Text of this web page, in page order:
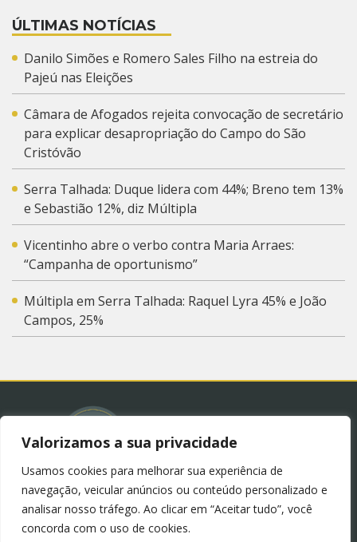
Valorizamos a sua privacidade
Usamos cookies para melhorar sua experiência de
navegação, veicular anúncios ou conteúdo personalizado e
analisar nosso tráfego. Ao clicar em “Aceitar tudo”, você
concorda com o uso de cookies.
ÚLTIMAS NOTÍCIAS
Danilo Simões e Romero Sales Filho na estreia do
Pajeú nas Eleições
Câmara de Afogados rejeita convocação de secretário
para explicar desapropriação do Campo do São
Cristóvão
Serra Talhada: Duque lidera com 44%; Breno tem 13%
e Sebastião 12%, diz Múltipla
Vicentinho abre o verbo contra Maria Arraes:
“Campanha de oportunismo”
Múltipla em Serra Talhada: Raquel Lyra 45% e João
Campos, 25%
© 2023 – Blog Juliana Lima.
Política de Privacidade
(LGPD)